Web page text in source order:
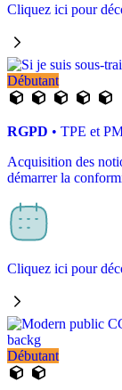
Cliquez ici pour
Débutant
RGPD • TPE et
Acquisition des
démarrer la
Cliquez ici pour
Débutant